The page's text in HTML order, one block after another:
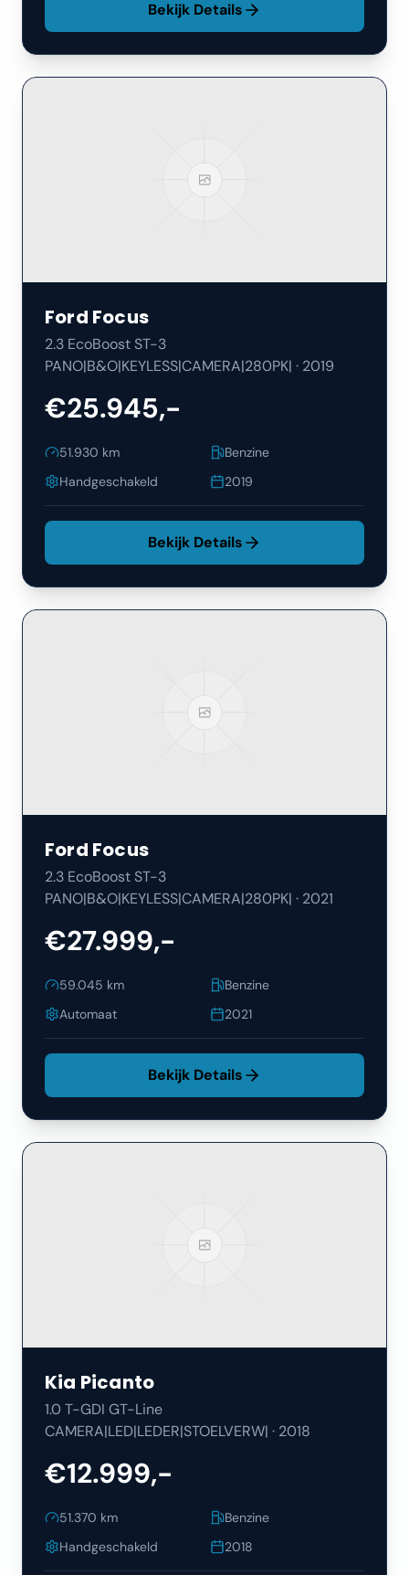
Bekijk Details
Ford Focus
2.3 EcoBoost ST-3
PANO|B&O|KEYLESS|CAMERA|280PK| · 2019
€25.945,-
51.930 km
Benzine
Handgeschakeld
2019
Bekijk Details
Ford Focus
2.3 EcoBoost ST-3
PANO|B&O|KEYLESS|CAMERA|280PK| · 2021
€27.999,-
59.045 km
Benzine
Automaat
2021
Bekijk Details
Kia Picanto
1.0 T-GDI GT-Line
CAMERA|LED|LEDER|STOELVERW| · 2018
€12.999,-
51.370 km
Benzine
Handgeschakeld
2018